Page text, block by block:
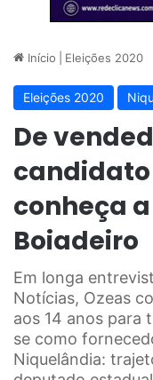
Início Eleições 2020
Eleições 2020
De
conheça
Boiadeiro
Em longa
Notícias, Ozeas
aos 14 anos para
se como
Niquelândia: